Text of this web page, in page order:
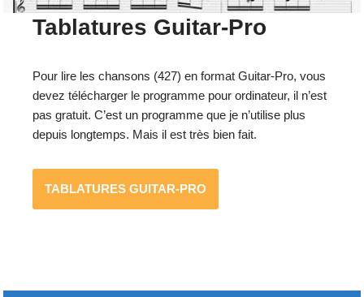
Tablatures Guitar-Pro
Pour lire les chansons (427) en format Guitar-Pro, vous
devez télécharger le programme pour ordinateur, il n’est
pas gratuit. C’est un programme que je n’utilise plus
depuis longtemps. Mais il est très bien fait.
TABLATURES GUITAR-PRO